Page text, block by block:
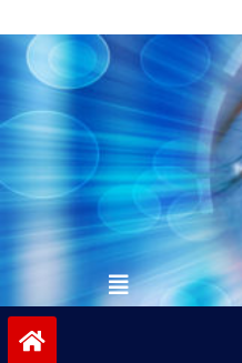
to
contentvinivida.lk